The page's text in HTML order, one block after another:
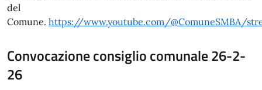
del
Comune. https://www.youtube.com/@ComuneSMBA/
Convocazione consiglio comunale 26-2-
26